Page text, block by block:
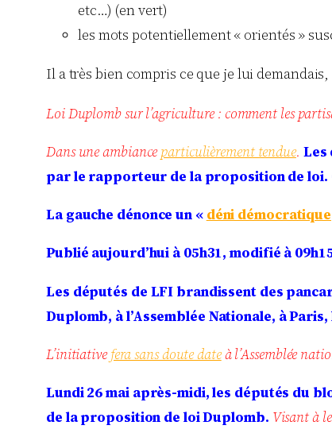
etc…) (en vert)
les mots potentiellement « orientés »
Il a très bien compris ce que je lui
Loi Duplomb sur l’agriculture : comment les
Dans une ambianceparticulièrement tendue. Les
par le rapporteur de la proposition de loi.
La gauche dénonce un « déni démocratique
Publié aujourd’hui à 05h31, modifié à
Les députés de LFI brandissent des
Duplomb, à l’Assemblée Nationale, à Paris,
L’initiativefera sans doute dateà l’Assemblée
Lundi 26 mai après-midi, les députés du
de la proposition de loi Duplomb. Visant à